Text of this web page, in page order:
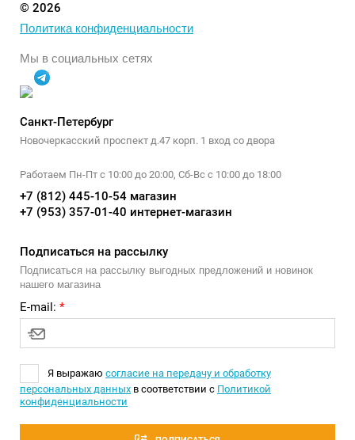
© 2026
Политика конфиденциальности
Мы в социальных сетях
Санкт-Петербург
Новочеркасский проспект д.47 корп. 1 вход со двора
Работаем Пн-Пт с 10:00 до 20:00, Сб-Вс с 10:00 до 18:00
+7 (812) 445-10-54 магазин
+7 (953) 357-01-40 интернет-магазин
Подписаться на рассылку
Подписаться на рассылку выгодных предложений и новинок
нашего магазина
E-mail: *
Я выражаю согласие на передачу и обработку
персональных данных в соответствии с Политикой
конфиденциальности